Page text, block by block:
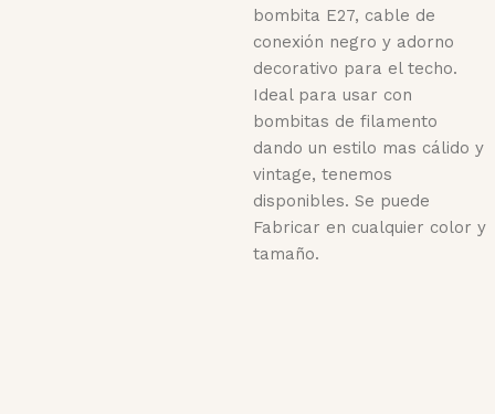
bombita E27, cable de
conexión negro y adorno
decorativo para el techo.
Ideal para usar con
bombitas de filamento
dando un estilo mas cálido y
vintage, tenemos
disponibles. Se puede
Fabricar en cualquier color y
tamaño.